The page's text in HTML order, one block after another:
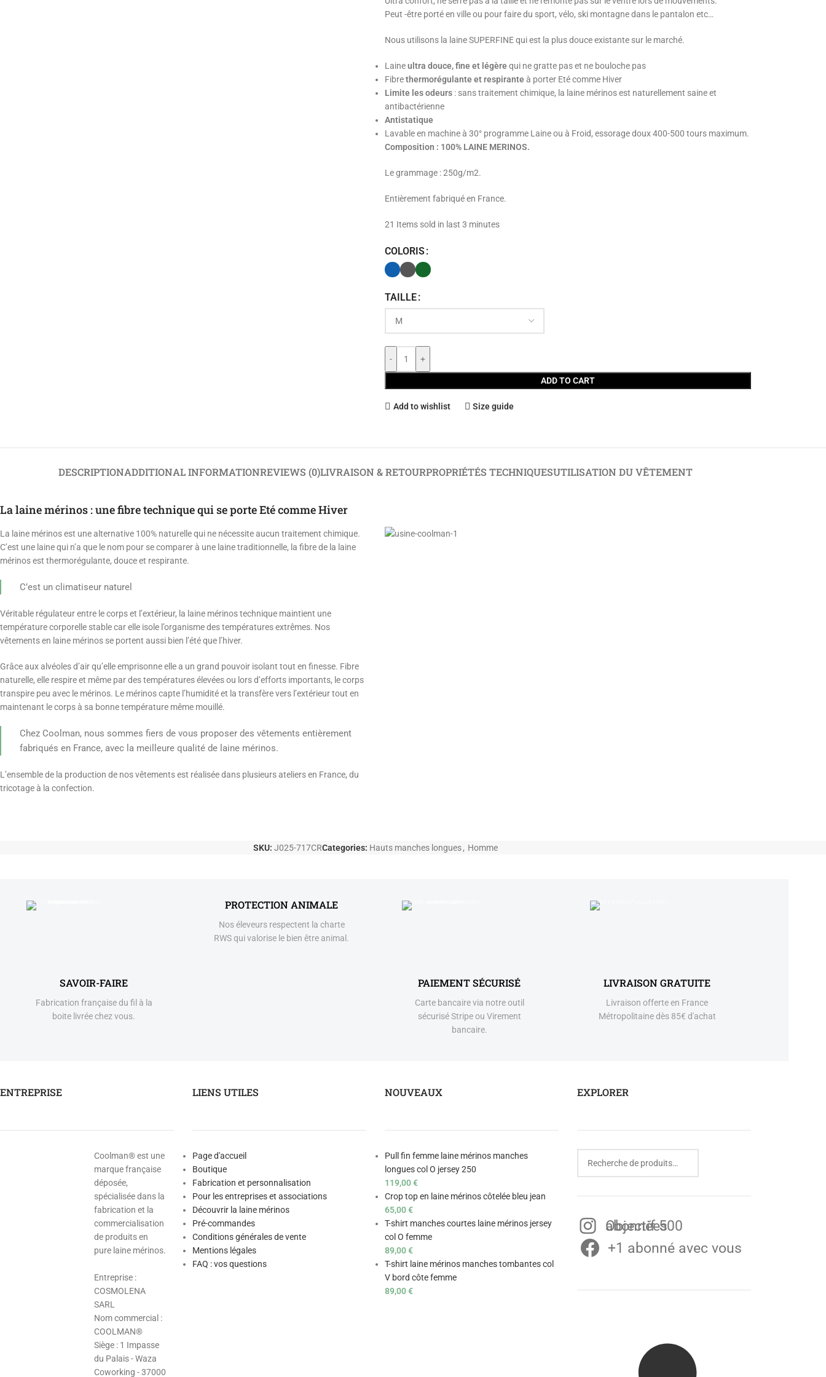
Peut -être porté en ville ou pour faire du sport, vélo, ski montagne dans le pantalon etc…
Nous utilisons la laine SUPERFINE qui est la plus douce existante sur le marché.
Laineultra douce, fine et légère qui ne gratte pas et ne bouloche pas
Fibrethermorégulante et respirante à porter Eté comme Hiver
Limite les odeurs: sans traitement chimique, la laine mérinos est naturellement saine et
antibactérienne
Antistatique
Lavable en machine à 30° programme Laine ou à Froid, essorage doux 400-500 tours maximum.
Composition : 100% LAINE MERINOS.
Le grammage : 250g/m2.
Entièrement fabriqué en France.
21 Items sold in last 3 minutes
COLORIS
TAILLE
- +
ADD TO CART
Add to wishlist Size guide
DESCRIPTIONADDITIONAL INFORMATIONREVIEWS (0)LIVRAISON & RETOURPROPRIÉTÉS TECHNIQUESUTILISATION DU VÊTEMENT
La laine mérinos : une fibre technique qui se porte Eté comme Hiver
La laine mérinos est une alternative 100% naturelle qui ne nécessite aucun traitement chimique.
C’est une laine qui n’a que le nom pour se comparer à une laine traditionnelle, la fibre de la laine
mérinos est thermorégulante, douce et respirante.
C’est un climatiseur naturel
Véritable régulateur entre le corps et l’extérieur, la laine mérinos technique maintient une
température corporelle stable car elle isole l’organisme des températures extrêmes. Nos
vêtements en laine mérinos se portent aussi bien l’été que l’hiver.
Grâce aux alvéoles d’air qu’elle emprisonne elle a un grand pouvoir isolant tout en finesse. Fibre
naturelle, elle respire et même par des températures élevées ou lors d’efforts importants, le corps
transpire peu avec le mérinos. Le mérinos capte l’humidité et la transfère vers l’extérieur tout en
maintenant le corps à sa bonne température même mouillé.
Chez Coolman, nous sommes fiers de vous proposer des vêtements entièrement
fabriqués en France, avec la meilleure qualité de laine mérinos.
L’ensemble de la production de nos vêtements est réalisée dans plusieurs ateliers en France, du
tricotage à la confection.
SKU: J025-717CRCategories: Hauts manches longues, Homme
SAVOIR-FAIRE
Fabrication française du fil à la
boite livrée chez vous.
PROTECTION ANIMALE
Nos éleveurs respectent la charte
RWS qui valorise le bien être animal.
PAIEMENT SÉCURISÉ
Carte bancaire via notre outil
sécurisé Stripe ou Virement
bancaire.
LIVRAISON GRATUITE
Livraison offerte en France
Métropolitaine dès 85€ d'achat
ENTREPRISE
Coolman® est une
marque française
déposée,
spécialisée dans la
fabrication et la
commercialisation
de produits en
pure laine mérinos.
Entreprise :
COSMOLENA
SARL
Nom commercial :
COOLMAN®
Siège : 1 Impasse
du Palais - Waza
Coworking - 37000
LIENS UTILES
Page d'accueil
Boutique
Fabrication et personnalisation
Pour les entreprises et associations
Découvrir la laine mérinos
Pré-commandes
Conditions générales de vente
Mentions légales
FAQ : vos questions
NOUVEAUX
Pull fin femme laine mérinos manches
longues col O jersey 250
119,00€
Crop top en laine mérinos côtelée bleu jean
65,00€
T-shirt manches courtes laine mérinos jersey
col O femme
89,00€
T-shirt laine mérinos manches tombantes col
V bord côte femme
89,00€
EXPLORER
Objectif 500 abonnées
+1 abonné avec vous